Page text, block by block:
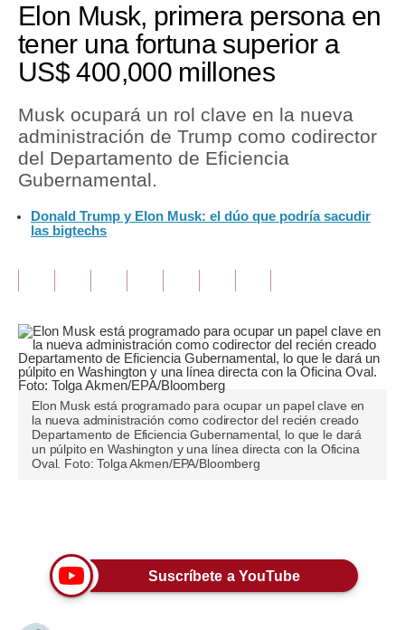
Perú
Política
Finanzas Personales
Inmobiliarias
Plus G
Blogs
Tendencias
Lujo
Viajes
Mundo
Elon Musk, primera persona en
tener una fortuna superior a
US$ 400,000 millones
Musk ocupará un rol clave en la nueva
administración de Trump como codirector
del Departamento de Eficiencia
Gubernamental.
Donald Trump y Elon Musk: el dúo que podría sacudir
las bigtechs
Elon Musk está programado para ocupar un papel clave en
la nueva administración como codirector del recién creado
Departamento de Eficiencia Gubernamental, lo que le dará
un púlpito en Washington y una línea directa con la Oficina
Oval. Foto: Tolga Akmen/EPA/Bloomberg
Suscríbete a YouTube